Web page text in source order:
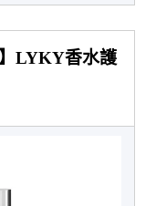
LYKY香水護